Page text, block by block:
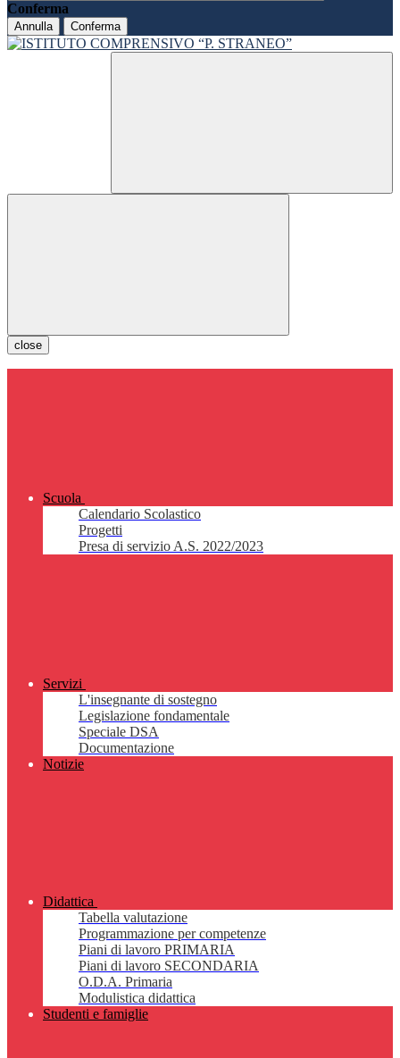
Conferma
Annulla Conferma
close
Scuola
Calendario Scolastico
Progetti
Presa di servizio A.S. 2022/2023
Servizi
L'insegnante di sostegno
Legislazione fondamentale
Speciale DSA
Documentazione
Notizie
Didattica
Tabella valutazione
Programmazione per competenze
Piani di lavoro PRIMARIA
Piani di lavoro SECONDARIA
O.D.A. Primaria
Modulistica didattica
Studenti e famiglie